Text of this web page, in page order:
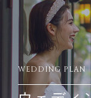
WEDDING PLAN